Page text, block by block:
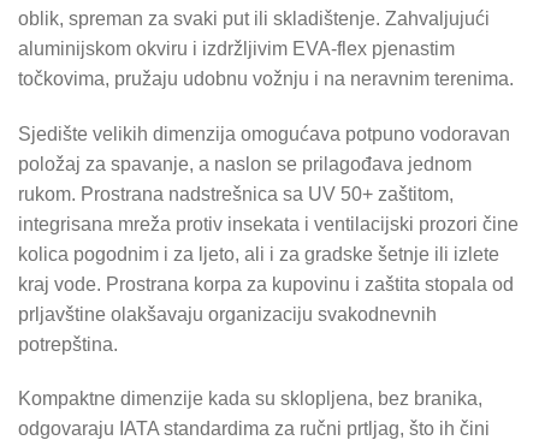
oblik, spreman za svaki put ili skladištenje. Zahvaljujući
aluminijskom okviru i izdržljivim EVA-flex pjenastim
točkovima, pružaju udobnu vožnju i na neravnim terenima.
Sjedište velikih dimenzija omogućava potpuno vodoravan
položaj za spavanje, a naslon se prilagođava jednom
rukom. Prostrana nadstrešnica sa UV 50+ zaštitom,
integrisana mreža protiv insekata i ventilacijski prozori čine
kolica pogodnim i za ljeto, ali i za gradske šetnje ili izlete
kraj vode. Prostrana korpa za kupovinu i zaštita stopala od
prljavštine olakšavaju organizaciju svakodnevnih
potrepština.
Kompaktne dimenzije kada su sklopljena, bez branika,
odgovaraju IATA standardima za ručni prtljag, što ih čini